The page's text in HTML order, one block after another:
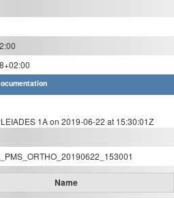
1A on 2019-06-22 at 15:30:01Z
Name